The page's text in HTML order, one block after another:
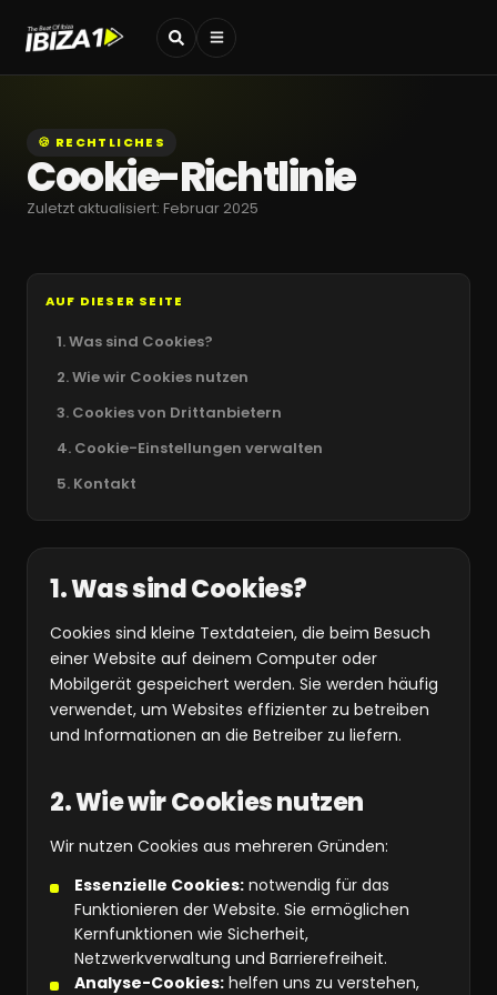
🍪 RECHTLICHES
Cookie-Richtlinie
Zuletzt aktualisiert: Februar 2025
AUF DIESER SEITE
1. Was sind Cookies?
2. Wie wir Cookies nutzen
3. Cookies von Drittanbietern
4. Cookie-Einstellungen verwalten
5. Kontakt
1. Was sind Cookies?
Cookies sind kleine Textdateien, die beim Besuch
einer Website auf deinem Computer oder
Mobilgerät gespeichert werden. Sie werden häufig
verwendet, um Websites effizienter zu betreiben
und Informationen an die Betreiber zu liefern.
2. Wie wir Cookies nutzen
Wir nutzen Cookies aus mehreren Gründen:
Essenzielle Cookies: notwendig für das
Funktionieren der Website. Sie ermöglichen
Kernfunktionen wie Sicherheit,
Netzwerkverwaltung und Barrierefreiheit.
Analyse-Cookies: helfen uns zu verstehen,